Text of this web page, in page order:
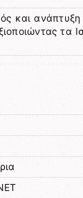
και ανάπτυξη
τα